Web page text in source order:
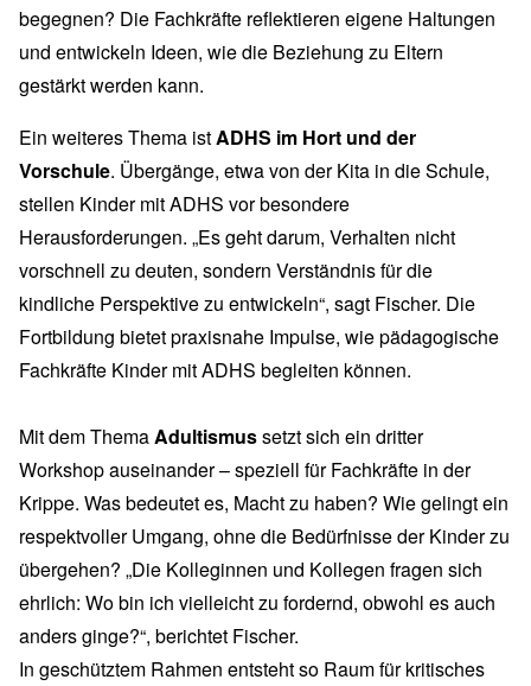
begegnen? Die Fachkräfte reflektieren eigene Haltungen
und entwickeln Ideen, wie die Beziehung zu Eltern
gestärkt werden kann.
Ein weiteres Thema istADHS im Hort und der
Vorschule. Übergänge, etwa von der Kita in die Schule,
stellen Kinder mit ADHS vor besondere
Herausforderungen. „Es geht darum, Verhalten nicht
vorschnell zu deuten, sondern Verständnis für die
kindliche Perspektive zu entwickeln“, sagt Fischer. Die
Fortbildung bietet praxisnahe Impulse, wie pädagogische
Fachkräfte Kinder mit ADHS begleiten können.
Mit dem ThemaAdultismussetzt sich ein dritter
Workshop auseinander – speziell für Fachkräfte in der
Krippe. Was bedeutet es, Macht zu haben? Wie gelingt ein
respektvoller Umgang, ohne die Bedürfnisse der Kinder zu
übergehen? „Die Kolleginnen und Kollegen fragen sich
ehrlich: Wo bin ich vielleicht zu fordernd, obwohl es auch
anders ginge?“, berichtet Fischer.
In geschütztem Rahmen entsteht so Raum für kritisches